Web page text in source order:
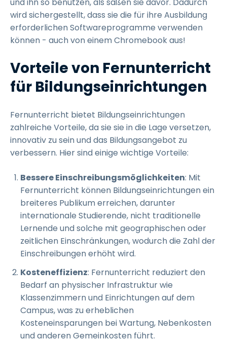
wird sichergestellt, dass sie die für ihre Ausbildung
erforderlichen Softwareprogramme verwenden
können - auch von einem Chromebook aus!
Vorteile von Fernunterricht
für Bildungseinrichtungen
Fernunterricht bietet Bildungseinrichtungen
zahlreiche Vorteile, da sie sie in die Lage versetzen,
innovativ zu sein und das Bildungsangebot zu
verbessern. Hier sind einige wichtige Vorteile:
Bessere Einschreibungsmöglichkeiten: Mit
Fernunterricht können Bildungseinrichtungen ein
breiteres Publikum erreichen, darunter
internationale Studierende, nicht traditionelle
Lernende und solche mit geographischen oder
zeitlichen Einschränkungen, wodurch die Zahl der
Einschreibungen erhöht wird.
Kosteneffizienz: Fernunterricht reduziert den
Bedarf an physischer Infrastruktur wie
Klassenzimmern und Einrichtungen auf dem
Campus, was zu erheblichen
Kosteneinsparungen bei Wartung, Nebenkosten
und anderen Gemeinkosten führt.